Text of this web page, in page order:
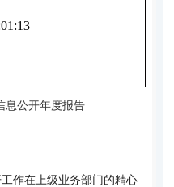
息公开年度报告
作在上级业务部门的精心